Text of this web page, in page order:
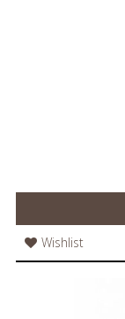
Wishlist